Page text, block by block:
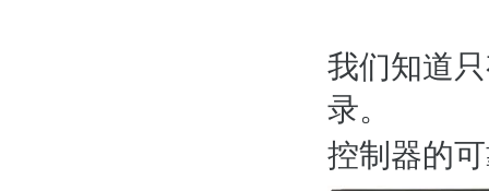
我们知道
录。
控制器的